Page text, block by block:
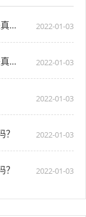
养狗的8大坏处，看完还敢养的，一定是真爱了 2022-01-03
养狗的8大坏处，看完还敢养的，一定是真爱了 2022-01-03
2022-01-03
2022-01-03
2022-01-03